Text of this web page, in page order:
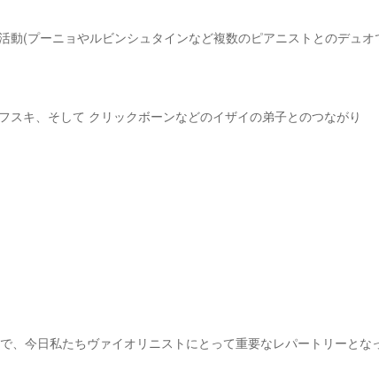
動(プーニョやルビンシュタインなど複数のピアニストとのデュ
スキ、そして クリックボーンなどのイザイの弟子とのつながり
、今日私たちヴァイオリニストにとって重要なレパートリーとな